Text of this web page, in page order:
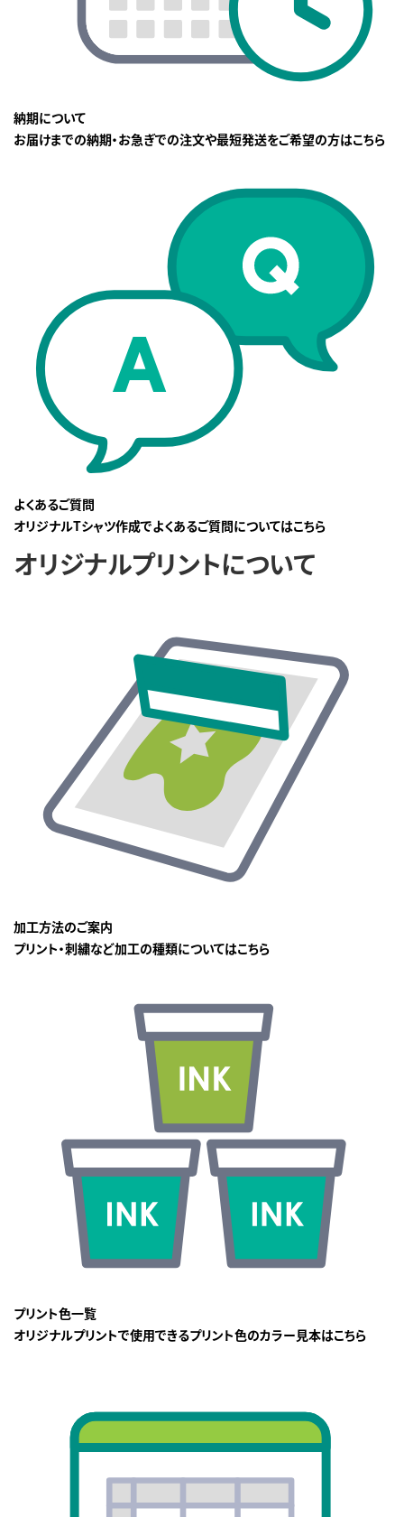
納期について
お届けまでの納期・お急ぎでの注文や最短発送をご希望の方はこちら
よくあるご質問
オリジナルTシャツ作成でよくあるご質問についてはこちら
オリジナルプリントについて
加工方法のご案内
プリント・刺繍など加工の種類についてはこちら
プリント色一覧
オリジナルプリントで使用できるプリント色のカラー見本はこちら